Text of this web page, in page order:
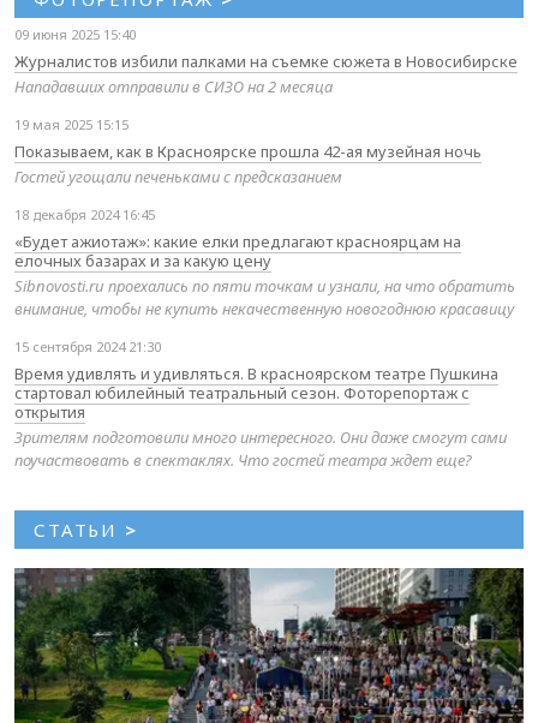
09 июня 2025 15:40
Журналистов избили палками на съемке сюжета в Новосибирске
Нападавших отправили в СИЗО на 2 месяца
19 мая 2025 15:15
Показываем, как в Красноярске прошла 42-ая музейная ночь
Гостей угощали печеньками с предсказанием
18 декабря 2024 16:45
«Будет ажиотаж»: какие елки предлагают красноярцам на
елочных базарах и за какую цену
Sibnovosti.ru проехались по пяти точкам и узнали, на что обратить
внимание, чтобы не купить некачественную новогоднюю красавицу
15 сентября 2024 21:30
Время удивлять и удивляться. В красноярском театре Пушкина
стартовал юбилейный театральный сезон. Фоторепортаж с
открытия
Зрителям подготовили много интересного. Они даже смогут сами
поучаствовать в спектаклях. Что гостей театра ждет еще?
СТАТЬИ >